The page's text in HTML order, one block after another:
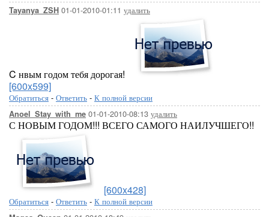
Tayanya_ZSH 01-01-2010-01:11 удалить
C нвым годом тебя дорогая!
[600x599]
Обратиться - Ответить - К полной версии
Anoel_Stay_with_me 01-01-2010-08:13 удалить
С НОВЫМ ГОДОМ!!! ВСЕГО САМОГО НАИЛУЧШЕГО!!
[600x428]
Обратиться - Ответить - К полной версии